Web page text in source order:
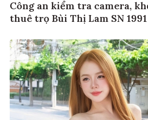
Công an kiểm tra camera,
thuê trọ Bùi Thị Lam SN